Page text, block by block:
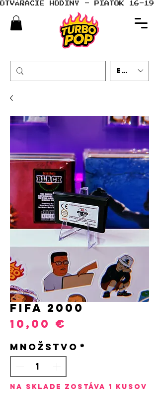
OTVÁRACIE HODINY - PIATOK 16-19
EUR (€)
FIFA 2000
10,00 €
Množstvo *
Na sklade zostáva 1 kusov